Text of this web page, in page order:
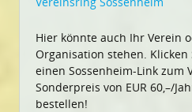
Hier könnte auch Ihr Verein
Organisation stehen. Klicken
einen Sossenheim-Link zum
Sonderpreis von EUR 60,–/
bestellen!